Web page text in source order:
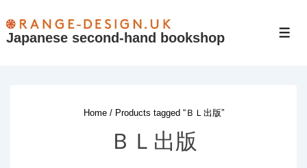
Skip
Japanese second-hand bookshop
Home/ Products tagged “ＢＬ出版”
ＢＬ出版